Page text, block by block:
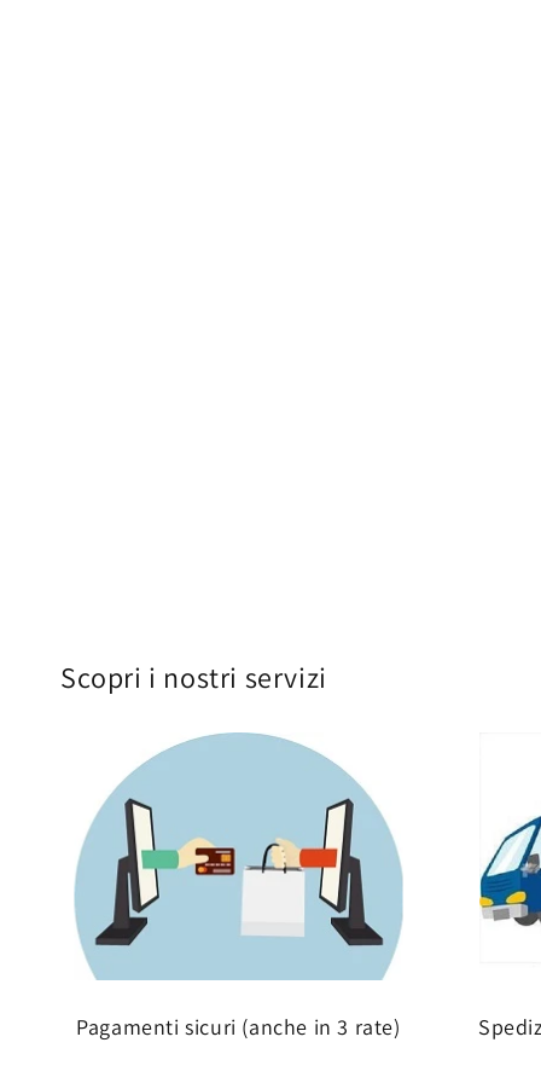
Scopri i nostri servizi
Pagamenti sicuri (anche in 3 rate)